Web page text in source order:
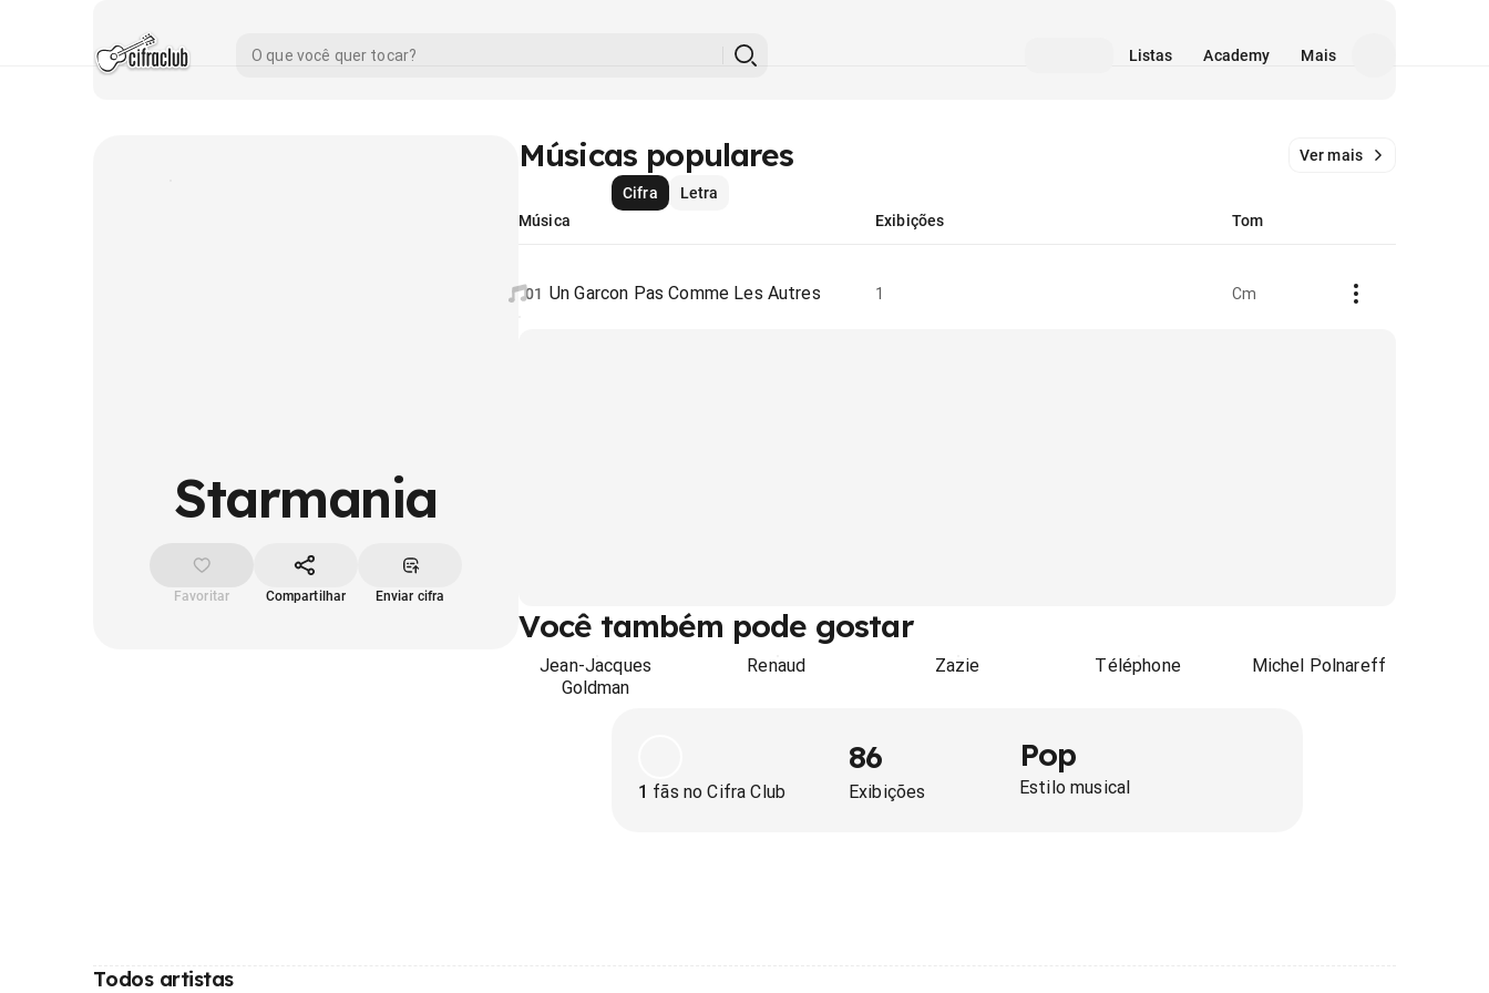
Listas Academy Mais
Starmania
Favoritar Compartilhar Enviar cifra
Músicas populares Ver mais
Cifra
Letra
Música
Exibições Tom
01 Un Garcon Pas Comme Les Autres 1 Cm
Você também pode gostar
Jean-Jacques
Goldman
Renaud Zazie Téléphone Michel Polnareff
1 fãs no Cifra Club
86
Exibições
Pop
Estilo musical
Todos artistas